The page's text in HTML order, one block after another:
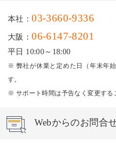
本社：03-3660-9336
大阪：06-6147-8201
平日 10:00～18:00
※ 弊社が休業と定めた日（年末年
す。
※ サポート時間は予告なく変更する
Webからのお問合